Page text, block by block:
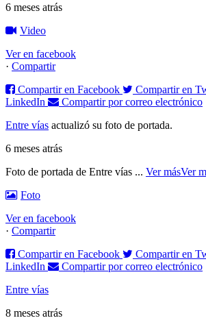
6 meses atrás
Video
Ver en facebook
· Compartir
Compartir en Facebook
Compartir en
LinkedIn
Compartir por correo electrónico
Entre vías actualizó su foto de portada.
6 meses atrás
Foto de portada de Entre vías ... Ver másVer
Foto
Ver en facebook
· Compartir
Compartir en Facebook
Compartir en
LinkedIn
Compartir por correo electrónico
Entre vías
8 meses atrás